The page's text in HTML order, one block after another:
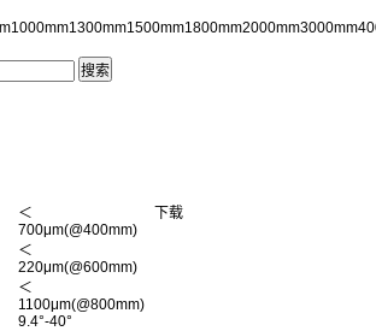
1000mm1300mm1500mm1800mm2000mm3000mm
＜
700μm(@400mm)
＜
220μm(@600mm)
＜
1100μm(@800mm)
9.4°-40°
下载